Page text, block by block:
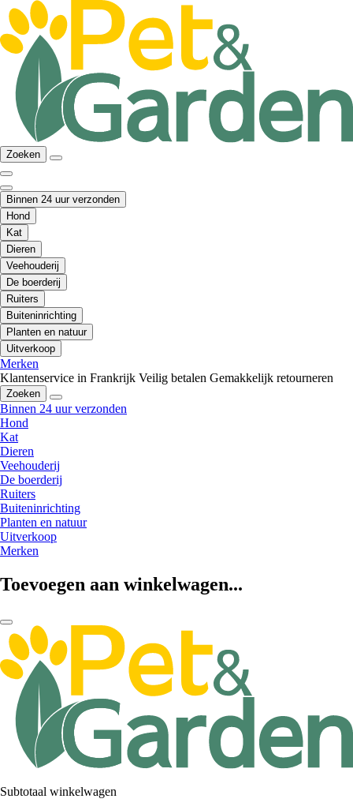
Zoeken
Binnen 24 uur verzonden
Hond
Kat
Dieren
Veehouderij
De boerderij
Ruiters
Buiteninrichting
Planten en natuur
Uitverkoop
Merken
Klantenservice in Frankrijk Veilig betalen Gemakkelijk retourneren
Zoeken
Binnen 24 uur verzonden
Hond
Kat
Dieren
Veehouderij
De boerderij
Ruiters
Buiteninrichting
Planten en natuur
Uitverkoop
Merken
Toevoegen aan winkelwagen...
Subtotaal winkelwagen